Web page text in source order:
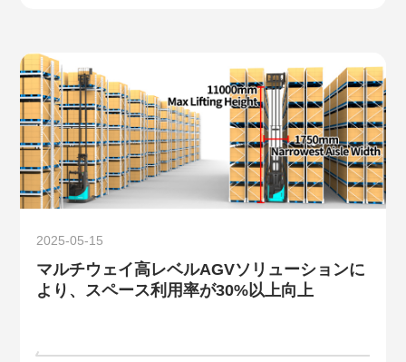
2025-05-15
マルチウェイ高レベルAGVソリューションに
より、スペース利用率が30%以上向上